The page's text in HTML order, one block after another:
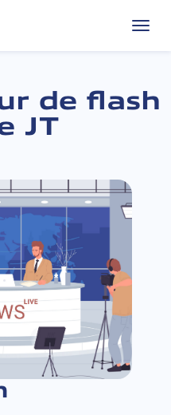
de flash
JT